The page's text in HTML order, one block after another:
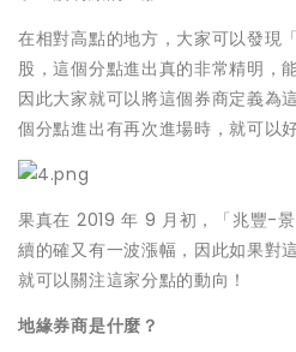
在相對高點的地方，大家可以發現
股，這個分點進出真的非常精明，
因此大家就可以將這個券商定義為
個分點進出有再次進場時，就可以好
果真在 2019 年 9 月初，「兆豐-
續的確又有一波漲幅，因此如果對
就可以關注這家分點的動向！
地緣券商是什麼？